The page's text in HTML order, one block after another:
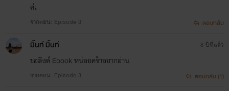
ค่เ
จากตอน: Episode 3 ตอบกลับ
มิ้นท์ มิ้นท์
ขอลิงค์ Ebook หน่อยคร้าอยากอ่าน
จากตอน: Episode 3
8 ปีที่แล้ว
ตอบกลับ (1)